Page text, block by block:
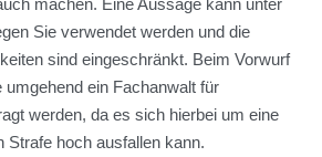
Sie verwendet werden und die
sind eingeschränkt. Beim Vorwurf
umgehend ein Fachanwalt für
werden, da es sich hierbei um eine
Strafe hoch ausfallen kann.